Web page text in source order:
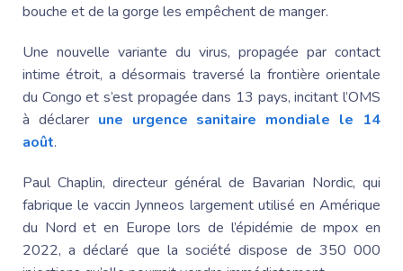
bouche et de la gorge les empêchent de manger.
Une nouvelle variante du virus, propagée par contact
intime étroit, a désormais traversé la frontière orientale
du Congo et s’est propagée dans 13 pays, incitant l’OMS
à déclarer une urgence sanitaire mondiale le 14
août.
Paul Chaplin, directeur général de Bavarian Nordic, qui
fabrique le vaccin Jynneos largement utilisé en Amérique
du Nord et en Europe lors de l’épidémie de mpox en
2022, a déclaré que la société dispose de 350 000